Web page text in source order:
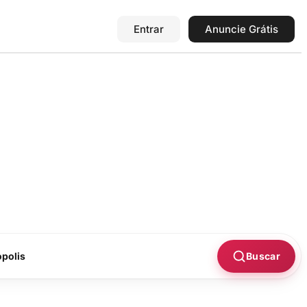
Entrar Anuncie Grátis
Buscar